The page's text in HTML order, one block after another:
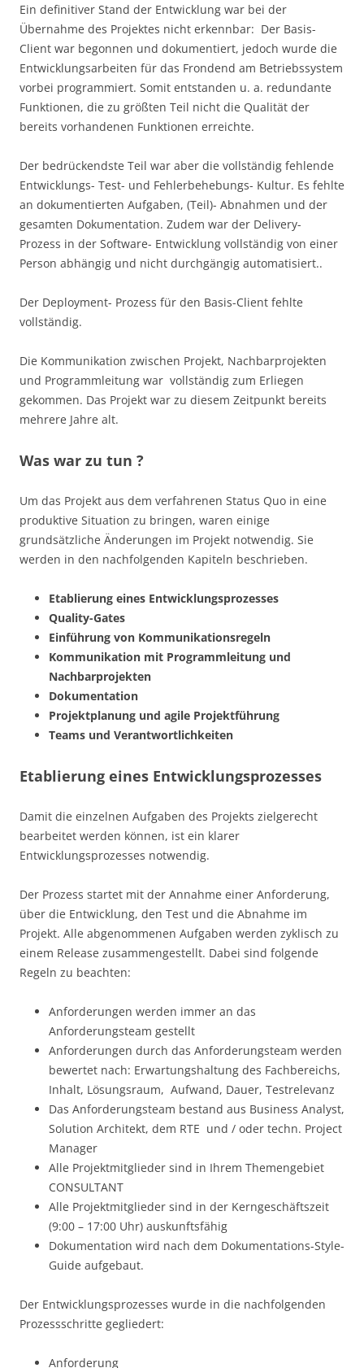
Ein definitiver Stand der Entwicklung war bei der
Übernahme des Projektes nicht erkennbar: Der Basis-
Client war begonnen und dokumentiert, jedoch wurde die
Entwicklungsarbeiten für das Frondend am Betriebssystem
vorbei programmiert. Somit entstanden u. a. redundante
Funktionen, die zu größten Teil nicht die Qualität der
bereits vorhandenen Funktionen erreichte.
Der bedrückendste Teil war aber die vollständig fehlende
Entwicklungs- Test- und Fehlerbehebungs- Kultur. Es fehlte
an dokumentierten Aufgaben, (Teil)- Abnahmen und der
gesamten Dokumentation. Zudem war der Delivery-
Prozess in der Software- Entwicklung vollständig von einer
Person abhängig und nicht durchgängig automatisiert..
Der Deployment- Prozess für den Basis-Client fehlte
vollständig.
Die Kommunikation zwischen Projekt, Nachbarprojekten
und Programmleitung war vollständig zum Erliegen
gekommen. Das Projekt war zu diesem Zeitpunkt bereits
mehrere Jahre alt.
Was war zu tun ?
Um das Projekt aus dem verfahrenen Status Quo in eine
produktive Situation zu bringen, waren einige
grundsätzliche Änderungen im Projekt notwendig. Sie
werden in den nachfolgenden Kapiteln beschrieben.
Etablierung eines Entwicklungsprozesses
Quality-Gates
Einführung von Kommunikationsregeln
Kommunikation mit Programmleitung und
Nachbarprojekten
Dokumentation
Projektplanung und agile Projektführung
Teams und Verantwortlichkeiten
Etablierung eines Entwicklungsprozesses
Damit die einzelnen Aufgaben des Projekts zielgerecht
bearbeitet werden können, ist ein klarer
Entwicklungsprozesses notwendig.
Der Prozess startet mit der Annahme einer Anforderung,
über die Entwicklung, den Test und die Abnahme im
Projekt. Alle abgenommenen Aufgaben werden zyklisch zu
einem Release zusammengestellt. Dabei sind folgende
Regeln zu beachten:
Anforderungen werden immer an das
Anforderungsteam gestellt
Anforderungen durch das Anforderungsteam werden
bewertet nach: Erwartungshaltung des Fachbereichs,
Inhalt, Lösungsraum, Aufwand, Dauer, Testrelevanz
Das Anforderungsteam bestand aus Business Analyst,
Solution Architekt, dem RTE und / oder techn. Project
Manager
Alle Projektmitglieder sind in Ihrem Themengebiet
CONSULTANT
Alle Projektmitglieder sind in der Kerngeschäftszeit
(9:00 – 17:00 Uhr) auskunftsfähig
Dokumentation wird nach dem Dokumentations-Style-
Guide aufgebaut.
Der Entwicklungsprozesses wurde in die nachfolgenden
Prozessschritte gegliedert:
Anforderung